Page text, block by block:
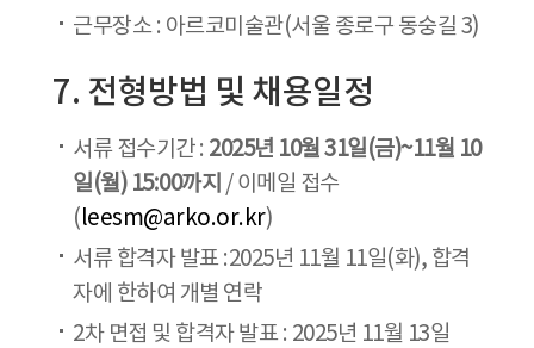
근무장소 : 아르코미술관(서울 종로구 동숭길 3)
7. 전형방법 및 채용일정
서류 접수기간 : 2025년 10월 31일(금)~11월 10
일(월) 15:00까지 / 이메일 접수
(leesm@arko.or.kr)
서류 합격자 발표 :2025년 11월 11일(화), 합격
자에 한하여 개별 연락
2차 면접 및 합격자 발표 : 2025년 11월 13일